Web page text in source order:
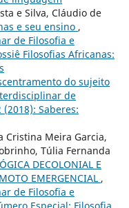
e Silva, Cláudio de
e seu ensino ,
de Filosofia e
Filosofias Africanas:
do sujeito
de
Saberes:
Cristina Meira Garcia,
Túlia Fernanda
DECOLONIAL E
EMERGENCIAL ,
de Filosofia e